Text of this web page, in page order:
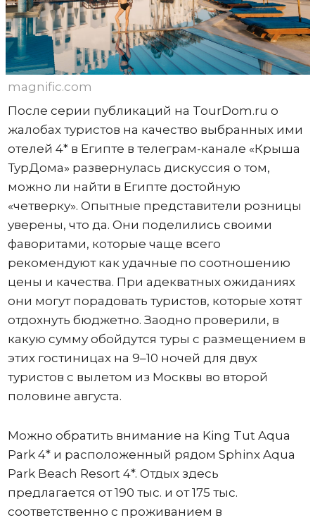
magnific.com
После серии публикаций на TourDom.ru о
жалобах туристов на качество выбранных ими
отелей 4* в Египте в телеграм-канале «Крыша
ТурДома» развернулась дискуссия о том,
можно ли найти в Египте достойную
«четверку». Опытные представители розницы
уверены, что да. Они поделились своими
фаворитами, которые чаще всего
рекомендуют как удачные по соотношению
цены и качества. При адекватных ожиданиях
они могут порадовать туристов, которые хотят
отдохнуть бюджетно. Заодно проверили, в
какую сумму обойдутся туры с размещением в
этих гостиницах на 9–10 ночей для двух
туристов с вылетом из Москвы во второй
половине августа.
Можно обратить внимание на King Tut Aqua
Park 4* и расположенный рядом Sphinx Aqua
Park Beach Resort 4*. Отдых здесь
предлагается от 190 тыс. и от 175 тыс.
соответственно с проживанием в